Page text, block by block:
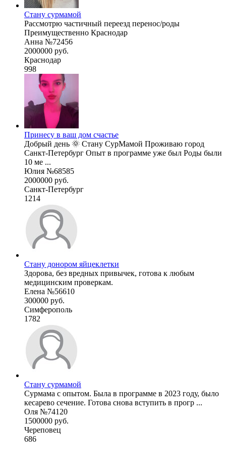
Стану сурмамой
Рассмотрю частичный переезд перенос/роды
Преимущественно Краснодар
Анна №72456
2000000 руб.
Краснодар
998
Принесу в ваш дом счастье
Добрый день 🌞 Стану СурМамой Проживаю город
Санкт-Петербург Опыт в программе уже был Роды были
10 ме ...
Юлия №68585
2000000 руб.
Санкт-Петербург
1214
Стану донором яйцеклетки
Здорова, без вредных привычек, готова к любым
медицинским проверкам.
Елена №56610
300000 руб.
Симферополь
1782
Стану сурмамой
Сурмама с опытом. Была в программе в 2023 году, было
кесарево сечение. Готова снова вступить в прогр ...
Оля №74120
1500000 руб.
Череповец
686